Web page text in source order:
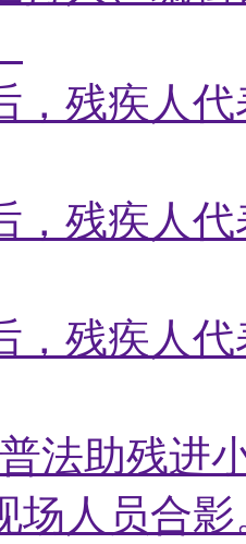
，残疾人
，残疾人
，残疾人
法助残进
场人员合影